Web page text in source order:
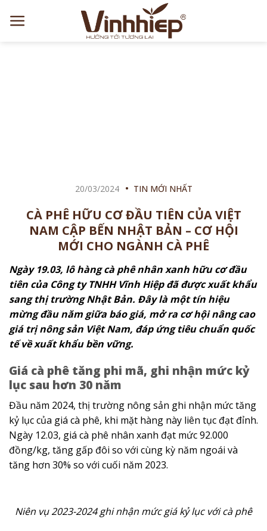
20/03/2024 TIN MỚI NHẤT
CÀ PHÊ HỮU CƠ ĐẦU TIÊN CỦA VIỆT
NAM CẬP BẾN NHẬT BẢN – CƠ HỘI
MỚI CHO NGÀNH CÀ PHÊ
Ngày 19.03, lô hàng cà phê nhân xanh hữu cơ đầu
tiên của Công ty TNHH Vĩnh Hiệp đã được xuất khẩu
sang thị trường Nhật Bản. Đây là một tín hiệu
mừng đầu năm giữa báo giá, mở ra cơ hội nâng cao
giá trị nông sản Việt Nam, đáp ứng tiêu chuẩn quốc
tế về xuất khẩu bền vững.
Giá cà phê tăng phi mã, ghi nhận mức kỷ
lục sau hơn 30 năm
Đầu năm 2024, thị trường nông sản ghi nhận mức tăng
kỷ lục của giá cà phê, khi mặt hàng này liên tục đạt đỉnh.
Ngày 12.03, giá cà phê nhân xanh đạt mức 92.000
đồng/kg, tăng gấp đôi so với cùng kỳ năm ngoái và
tăng hơn 30% so với cuối năm 2023.
Niên vụ 2023-2024 ghi nhận mức giá kỷ lục với cà phê